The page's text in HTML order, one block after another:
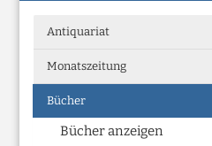
Antiquariat
Monatszeitung
Bücher
Bücher anzeigen